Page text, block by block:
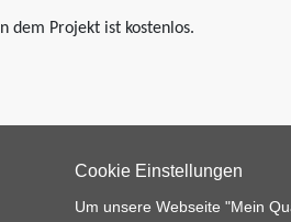
dem Projekt ist kostenlos.
Cookie Einstellungen
Um unsere Webseite "Mein